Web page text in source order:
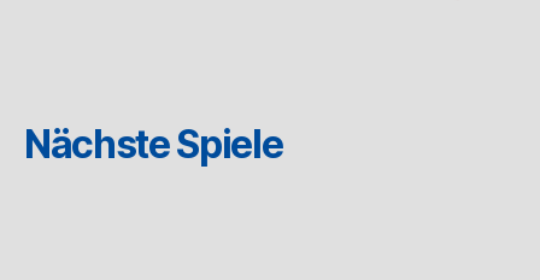
Nächste Spiele